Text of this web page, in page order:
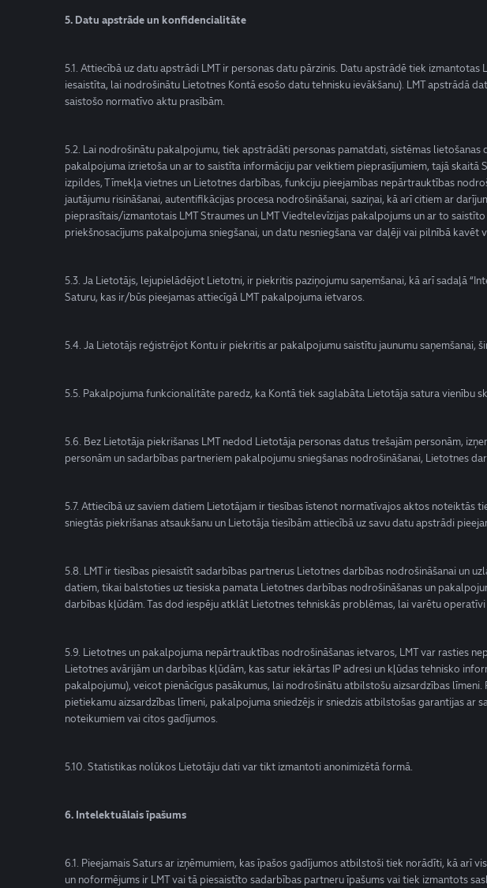
5. Datu apstrāde un konfidencialitāte
5.1. Attiecībā uz datu apstrādi LMT ir personas datu pārzinis. Datu apstrādē tiek
iesaistīta, lai nodrošinātu Lietotnes Kontā esošo datu tehnisku ievākšanu). LMT apstrādā
saistošo normatīvo aktu prasībām.
5.2. Lai nodrošinātu pakalpojumu, tiek apstrādāti personas pamatdati, sistēmas
pakalpojuma izrietoša un ar to saistīta informāciju par veiktiem pieprasījumiem, tajā skaitā
izpildes, Tīmekļa vietnes un Lietotnes darbības, funkciju pieejamības nepārtrauktības
jautājumu risināšanai, autentifikācijas procesa nodrošināšanai, saziņai, kā arī citiem ar
pieprasītais/izmantotais LMT Straumes un LMT Viedtelevīzijas pakalpojums un ar to
priekšnosacījums pakalpojuma sniegšanai, un datu nesniegšana var daļēji vai pilnībā kavēt
5.3. Ja Lietotājs, lejupielādējot Lietotni, ir piekritis paziņojumu saņemšanai, kā arī sadaļā
Saturu, kas ir/būs pieejamas attiecīgā LMT pakalpojuma ietvaros.
5.4. Ja Lietotājs reģistrējot Kontu ir piekritis ar pakalpojumu saistītu jaunumu saņemšanai,
5.5. Pakalpojuma funkcionalitāte paredz, ka Kontā tiek saglabāta Lietotāja satura vienību
5.6. Bez Lietotāja piekrišanas LMT nedod Lietotāja personas datus trešajām personām,
personām un sadarbības partneriem pakalpojumu sniegšanas nodrošināšanai, Lietotnes
5.7. Attiecībā uz saviem datiem Lietotājam ir tiesības īstenot normatīvajos aktos noteiktās
sniegtās piekrišanas atsaukšanu un Lietotāja tiesībām attiecībā uz savu datu apstrādi
5.8. LMT ir tiesības piesaistīt sadarbības partnerus Lietotnes darbības nodrošināšanai un
datiem, tikai balstoties uz tiesiska pamata Lietotnes darbības nodrošināšanas un
darbības kļūdām. Tas dod iespēju atklāt Lietotnes tehniskās problēmas, lai varētu
5.9. Lietotnes un pakalpojuma nepārtrauktības nodrošināšanas ietvaros, LMT var rasties
Lietotnes avārijām un darbības kļūdām, kas satur iekārtas IP adresi un kļūdas tehnisko
pakalpojumu), veicot pienācīgus pasākumus, lai nodrošinātu atbilstošu aizsardzības
pietiekamu aizsardzības līmeni, pakalpojuma sniedzējs ir sniedzis atbilstošas garantijas
noteikumiem vai citos gadījumos.
5.10. Statistikas nolūkos Lietotāju dati var tikt izmantoti anonimizētā formā.
6. Intelektuālais īpašums
6.1. Pieejamais Saturs ar izņēmumiem, kas īpašos gadījumos atbilstoši tiek norādīti, kā
un noformējums ir LMT vai tā piesaistīto sadarbības partneru īpašums vai tiek izmantots